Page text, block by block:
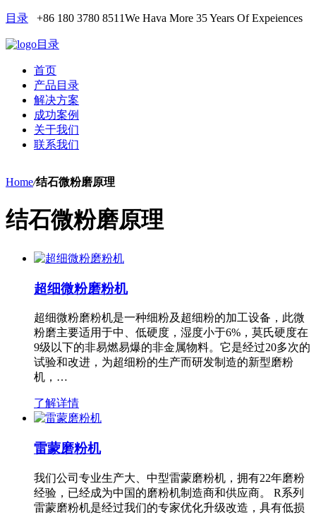
目录 +86 180 3780 8511We Hava More 35 Years Of Expeiences
目录
首页
产品目录
解决方案
成功案例
关于我们
联系我们
Home/结石微粉磨原理
结石微粉磨原理
超细微粉磨粉机
超细微粉磨粉机是一种细粉及超细粉的加工设备，此微
粉磨主要适用于中、低硬度，湿度小于6%，莫氏硬度在
9级以下的非易燃易爆的非金属物料。它是经过20多次的
试验和改进，为超细粉的生产而研发制造的新型磨粉
机，…
了解详情
雷蒙磨粉机
我们公司专业生产大、中型雷蒙磨粉机，拥有22年磨粉
经验，已经成为中国的磨粉机制造商和供应商。 R系列
雷蒙磨粉机是经过我们的专家优化升级改造，具有低损